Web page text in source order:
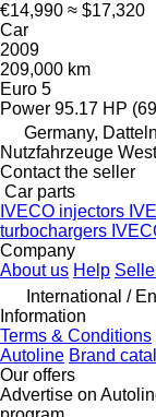
€14,990 ≈ $17,320
Car
2009
209,000 km
Euro 5
Power 95.17 HP
Germany, Datteln
Nutzfahrzeuge
Contact the seller
Car parts
IVECO injectors
turbochargers
Company
About us Help
International /
Information
Terms & Conditions
Autoline Brand
Our offers
Advertise on